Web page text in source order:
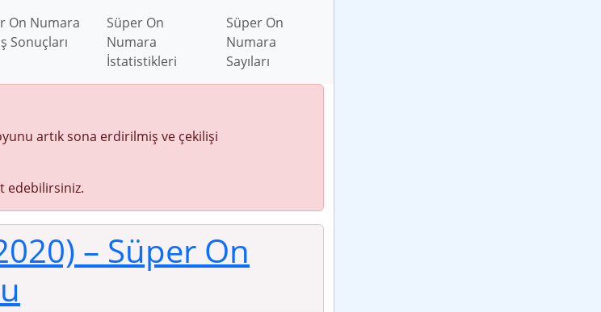
On Numara
Sonuçları
Süper On
Numara
İstatistikleri
Süper On
Numara
Sayıları
artık sona erdirilmiş ve çekilişi
edebilirsiniz.
– Süper On